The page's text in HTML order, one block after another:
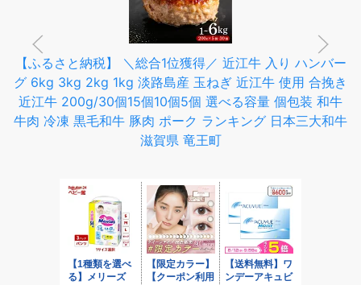
【ふるさと納税】 ＼総合1位獲得／ 近江牛 入り ハンバー
グ 6kg 3kg 2kg 1kg 淡路島産 玉ねぎ 近江牛 使用 合挽き
近江牛 200g/30個15個10個5個 選べる容量 個包装 和牛
牛肉 冷凍 黒毛和牛 豚肉 ポーク ランキング 日本三大和牛
滋賀県 竜王町